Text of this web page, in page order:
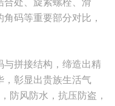
合处、旋紧螺栓、滑
码等重要部分对比，
拼接结构，缔造出精
，彰显出贵族生活气
防风防水，抗压防盗，